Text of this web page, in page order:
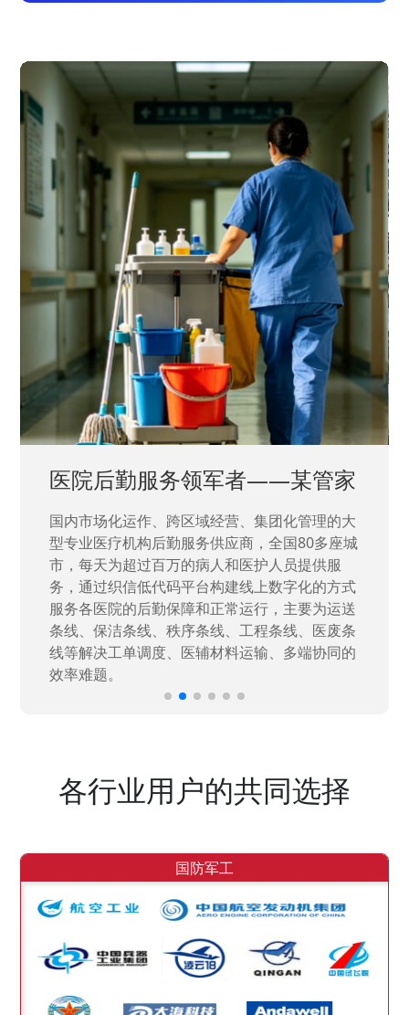
中国兵器工业集团——银光化学
国家“一五”期间156个重点项目之一。属于国家
高新技术企业，在信息化升级建设中，存在大
量“小、散、碎”的信息化需求，需要投入大量人
力资源进行开发，通过引入织信低代码平台，解
决当下遇到的各类业务难题，提升整体的IT研发
效率。
各行业用户的共同选择
国防军工